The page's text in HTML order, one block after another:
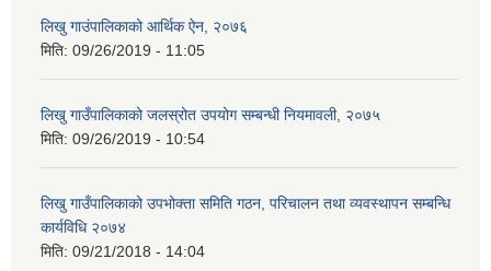
लिखु गाउंपालिकाको आर्थिक ऐन, २०७६
मिति: 09/26/2019 - 11:05
लिखु गाउँपालिकाको जलस्रोत उपयोग सम्बन्धी नियमावली, २०७५
मिति: 09/26/2019 - 10:54
लिखु गाउँपालिकाको उपभोक्ता समिति गठन, परिचालन तथा व्यवस्थापन सम्बन्धि
कार्यविधि २०७४
मिति: 09/21/2018 - 14:04